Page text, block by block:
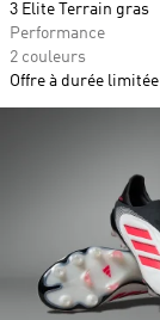
3 Elite Terrain gras
Performance
2 couleurs
Offre à durée limitée